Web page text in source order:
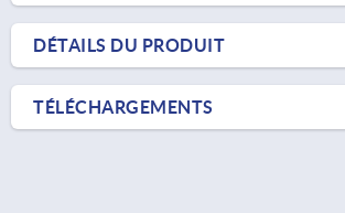
DÉTAILS DU PRODUIT
TÉLÉCHARGEMENTS